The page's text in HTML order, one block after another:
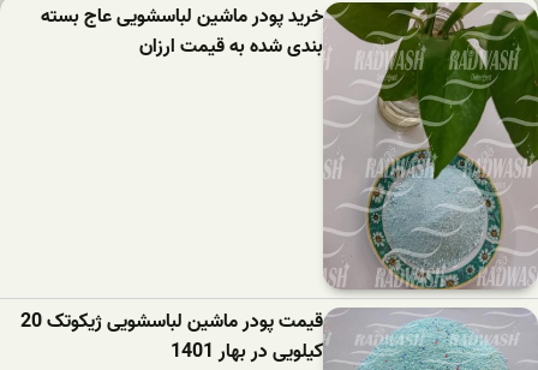
خرید پودر ماشین لباسشویی عاج بسته
بندی شده به قیمت ارزان
قیمت پودر ماشین لباسشویی ژیکوتک 20
کیلویی در بهار 1401